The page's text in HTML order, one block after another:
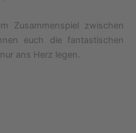
Zusammenspiel zwischen
euch die fantastischen
nur ans Herz legen.